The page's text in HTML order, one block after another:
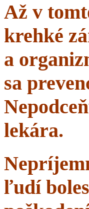
Až v
krehké
a
sa
lekára.
ľudí